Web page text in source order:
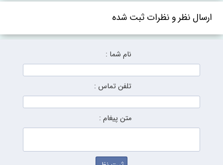
ارسال نظر و نظرات ثبت شده
نام شما :
تلفن تماس :
متن پیغام :